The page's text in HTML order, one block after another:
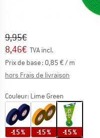
Prix initial :
9,95€
Prix:
8,46€ TVA incl.
Prix de base : 0,85 €/ m
hors Frais de livraison
Couleur: Lime Green
-15 % -15 % -15 %